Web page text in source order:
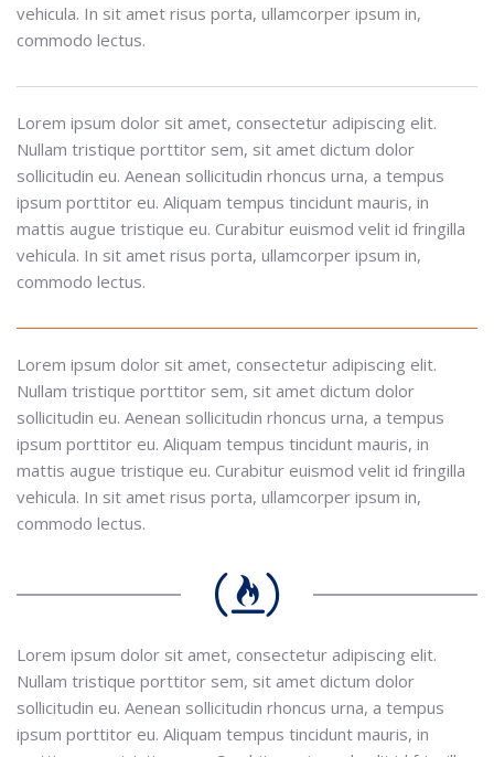
vehicula. In sit amet risus porta, ullamcorper ipsum in,
commodo lectus.
Lorem ipsum dolor sit amet, consectetur adipiscing elit.
Nullam tristique porttitor sem, sit amet dictum dolor
sollicitudin eu. Aenean sollicitudin rhoncus urna, a tempus
ipsum porttitor eu. Aliquam tempus tincidunt mauris, in
mattis augue tristique eu. Curabitur euismod velit id fringilla
vehicula. In sit amet risus porta, ullamcorper ipsum in,
commodo lectus.
Lorem ipsum dolor sit amet, consectetur adipiscing elit.
Nullam tristique porttitor sem, sit amet dictum dolor
sollicitudin eu. Aenean sollicitudin rhoncus urna, a tempus
ipsum porttitor eu. Aliquam tempus tincidunt mauris, in
mattis augue tristique eu. Curabitur euismod velit id fringilla
vehicula. In sit amet risus porta, ullamcorper ipsum in,
commodo lectus.
Lorem ipsum dolor sit amet, consectetur adipiscing elit.
Nullam tristique porttitor sem, sit amet dictum dolor
sollicitudin eu. Aenean sollicitudin rhoncus urna, a tempus
ipsum porttitor eu. Aliquam tempus tincidunt mauris, in